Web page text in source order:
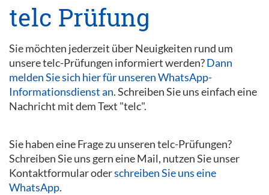
telc Prüfung
Sie möchten jederzeit über Neuigkeiten rund um
unsere telc-Prüfungen informiert werden?Dann
melden Sie sich hier für unseren WhatsApp-
Informationsdienst an. Schreiben Sie uns einfach eine
Nachricht mit dem Text "telc".
Sie haben eine Frage zu unseren telc-Prüfungen?
Schreiben Sie uns gern eine Mail, nutzen Sie unser
Kontaktformular oderschreiben Sie uns eine
WhatsApp.